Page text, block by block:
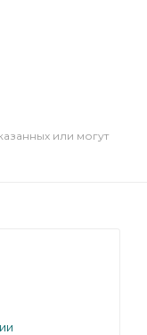
или могут